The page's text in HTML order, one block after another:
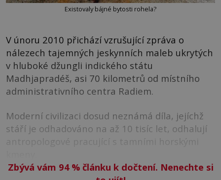
Existovaly bájné bytosti rohela?
V únoru 2010 přichází vzrušující zpráva o
nálezech tajemných jeskynních maleb ukrytých
v hluboké džungli indického státu
Madhjapradéš, asi 70 kilometrů od místního
administrativního centra Radiem.
Moderní civilizaci dosud neznámá díla, jejíchž
stáří je odhadováno na až 10 tisíc let, odhalují
antropologové pracující s tamními horskými
Zbývá vám 94 %článku k dočtení. Nenechte si